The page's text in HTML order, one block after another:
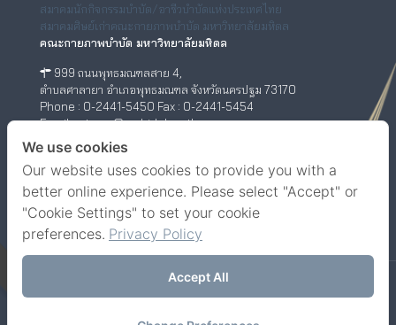
สมาคมนักกิจกรรมบำบัด/อาชีวบำบัดแห่งประเทศไทย
สมาคมศิษย์เก่าคณะกายภาพบำบัด มหาวิทยาลัยมหิดล
คณะกายภาพบำบัด มหาวิทยาลัยมหิดล
999 ถนนพุทธมณฑลสาย 4,
ตำบลศาลายา อำเภอพุทธมณฑล จังหวัดนครปฐม 73170
Phone : 0-2441-5450 Fax : 0-2441-5454
Email : ptwww@mahidol.ac.th
ศูนย์กายภาพบำบัด (เชิงสะพานสมเด็จพระปิ่นเกล้า)
198/2 ถนนสมเด็จพระปิ่นเกล้า,
แขวงบางยี่ขัน เขตบางพลัด กรุงเทพฯ 10700
Phone : 0-63-520-5151
Facebook YouTube
© Faculty of Physical Therapy, Mahidol University.
We use cookies
Our website uses cookies to provide you with a
better online experience. Please select "Accept" or
"Cookie Settings" to set your cookie
preferences. Privacy Policy
Accept All